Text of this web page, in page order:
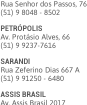
Rua Senhor dos Passos, 76
(51) 9 8048 - 8502
PETRÓPOLIS
Av. Protásio Alves, 66
(51) 9 9237-7616
SARANDI
Rua Zeferino Dias 667 A
(51) 9 91250 - 6480
ASSIS BRASIL
Av. Assis Brasil 2017